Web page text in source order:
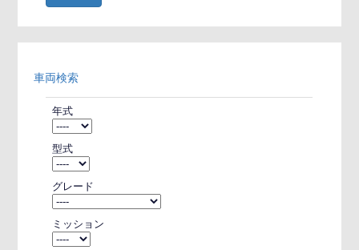
車両検索
年式
型式
グレード
ミッション